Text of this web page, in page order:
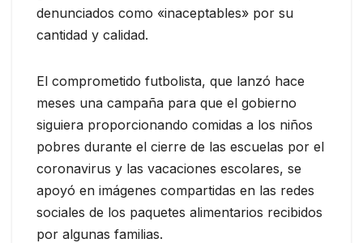
denunciados como «inaceptables» por su
cantidad y calidad.
El comprometido futbolista, que lanzó hace
meses una campaña para que el gobierno
siguiera proporcionando comidas a los niños
pobres durante el cierre de las escuelas por el
coronavirus y las vacaciones escolares, se
apoyó en imágenes compartidas en las redes
sociales de los paquetes alimentarios recibidos
por algunas familias.